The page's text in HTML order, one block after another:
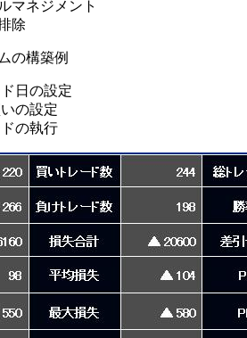
マネジメント
除
の構築例
日の設定
の設定
の執行